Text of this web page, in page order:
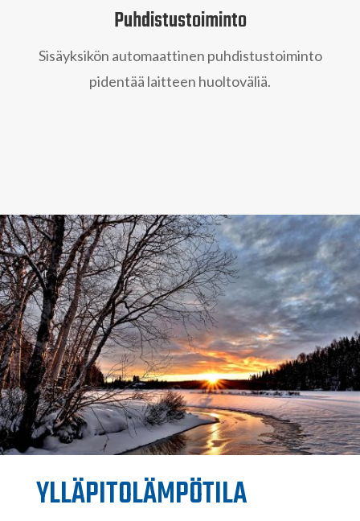
Puhdistustoiminto
Sisäyksikön automaattinen puhdistustoiminto
pidentää laitteen huoltoväliä.
YLLÄPITOLÄMPÖTILA